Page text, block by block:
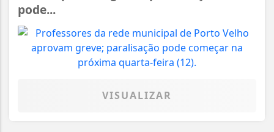
pode...
VISUALIZAR